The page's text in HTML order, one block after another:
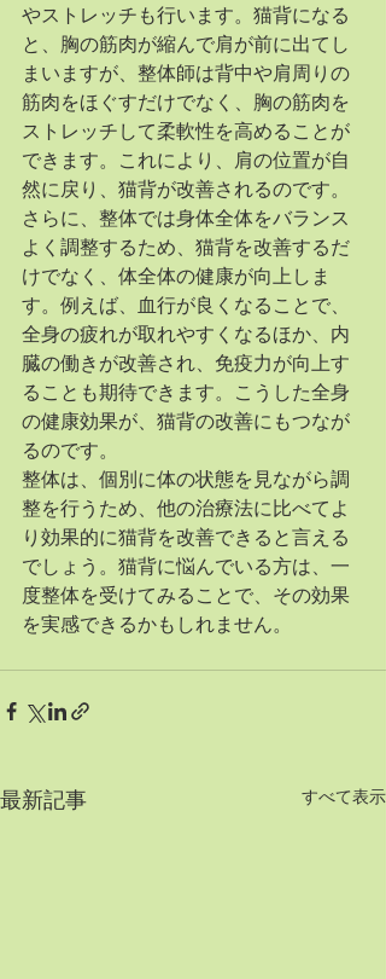
やストレッチも行います。猫背になる
と、胸の筋肉が縮んで肩が前に出てし
まいますが、整体師は背中や肩周りの
筋肉をほぐすだけでなく、胸の筋肉を
ストレッチして柔軟性を高めることが
できます。これにより、肩の位置が自
然に戻り、猫背が改善されるのです。
さらに、整体では身体全体をバランス
よく調整するため、猫背を改善するだ
けでなく、体全体の健康が向上しま
す。例えば、血行が良くなることで、
全身の疲れが取れやすくなるほか、内
臓の働きが改善され、免疫力が向上す
ることも期待できます。こうした全身
の健康効果が、猫背の改善にもつなが
るのです。
整体は、個別に体の状態を見ながら調
整を行うため、他の治療法に比べてよ
り効果的に猫背を改善できると言える
でしょう。猫背に悩んでいる方は、一
度整体を受けてみることで、その効果
を実感できるかもしれません。
最新記事 すべて表示